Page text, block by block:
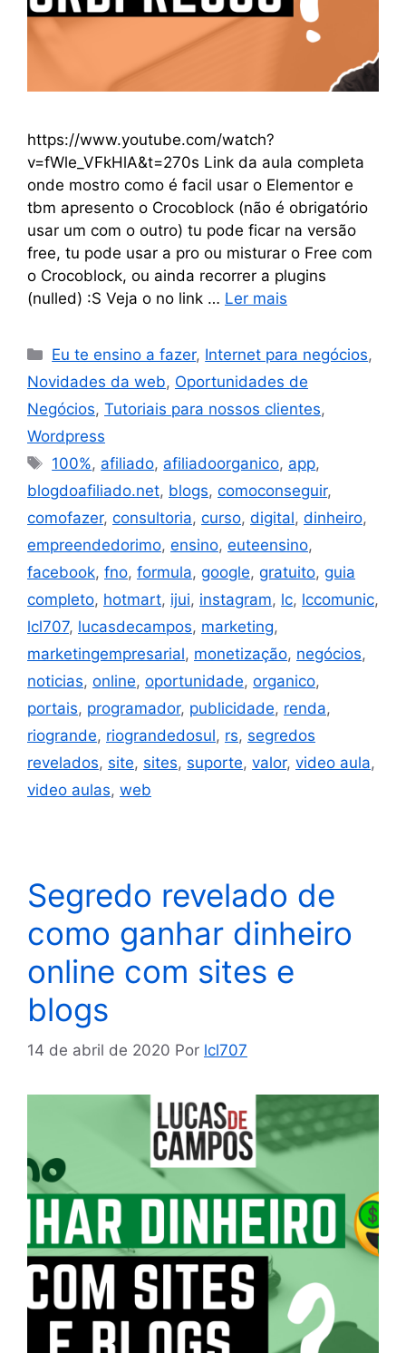
https://www.youtube.com/watch?
v=fWle_VFkHlA&t=270s Link da aula completa
onde mostro como é facil usar o Elementor e
tbm apresento o Crocoblock (não é obrigatório
usar um com o outro) tu pode ficar na versão
free, tu pode usar a pro ou misturar o Free com
o Crocoblock, ou ainda recorrer a plugins
(nulled) :S Veja o no link … Ler mais
Eu te ensino a fazer, Internet para negócios,
Novidades da web, Oportunidades de
Negócios, Tutoriais para nossos clientes,
Wordpress
100%, afiliado, afiliadoorganico, app,
blogdoafiliado.net, blogs, comoconseguir,
comofazer, consultoria, curso, digital, dinheiro,
empreendedorimo, ensino, euteensino,
facebook, fno, formula, google, gratuito, guia
completo, hotmart, ijui, instagram, lc, lccomunic,
lcl707, lucasdecampos, marketing,
marketingempresarial, monetização, negócios,
noticias, online, oportunidade, organico,
portais, programador, publicidade, renda,
riogrande, riograndedosul, rs, segredos
revelados, site, sites, suporte, valor, video aula,
video aulas, web
Segredo revelado de
como ganhar dinheiro
online com sites e
blogs
14 de abril de 2020 Por lcl707